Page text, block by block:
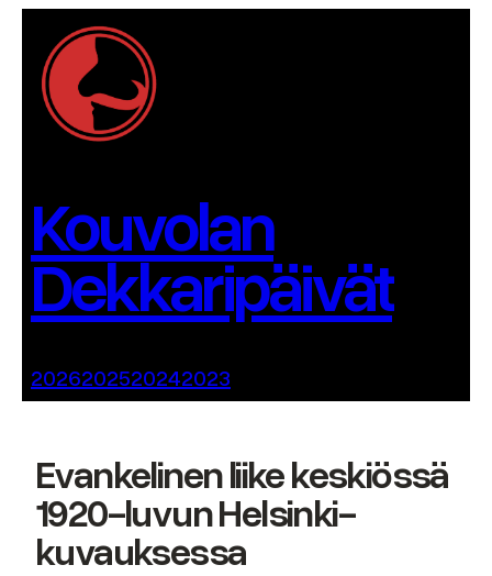
sisältöön
Kouvolan
Dekkaripäivät
2026202520242023
Evankelinen liike keskiössä
1920-luvun Helsinki-
kuvauksessa